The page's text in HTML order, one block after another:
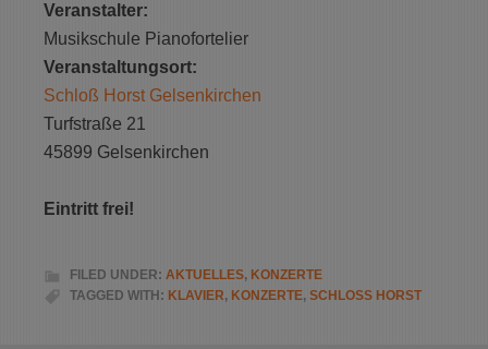
Veranstalter:
Musikschule Pianofortelier
Veranstaltungsort:
Schloß Horst Gelsenkirchen
Turfstraße 21
45899 Gelsenkirchen
Eintritt frei!
FILED UNDER: AKTUELLES, KONZERTE
TAGGED WITH: KLAVIER, KONZERTE, SCHLOSS HORST